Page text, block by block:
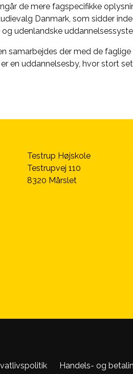
de mere fagspecifikke
Danmark, som sidder
og udenlandske
samarbejdes der med de
en uddannelsesby, hvor stort
Testrup Højskole
Testrupvej 110
8320 Mårslet
Handels- og